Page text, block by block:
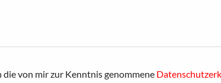
von mir zur Kenntnis genommene